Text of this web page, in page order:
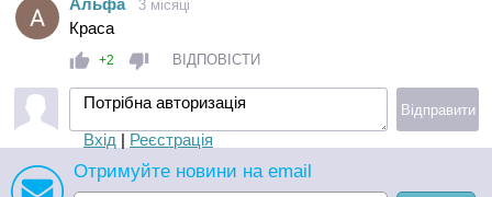
Aльфа 3 місяці
Краса
+2 ВІДПОВІСТИ
Потрібна авторизація
Вхід | Реєстрація
Відправити
Отримуйте новини на email